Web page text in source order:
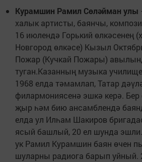
Курамшин Рамил Сөләйман улы
халык артисты, баянчы,
16 июлендә Горький өлкәсенең
Новгород өлкәсе) Кызыл
Пожар (Кучкай Пожары)
туган.Казанның музыка
1968 елда тәмамлап, Татар
филармониясенә эшкә керә. Бер
җыр һәм бию ансамблендә
елда ул Илһам Шакиров
ясый башлый, 20 ел шунда
ук Рамил Курамшин баян өчен
шуларны радиога барып уйный.